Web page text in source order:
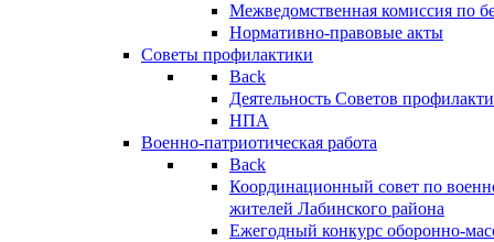
Межведомственная комиссия по
Нормативно-правовые акты
Советы профилактики
Back
Деятельность Советов
НПА
Военно-патриотическая работа
Back
Координационный совет по
жителей Лабинского района
Ежегодный конкурс оборонно-